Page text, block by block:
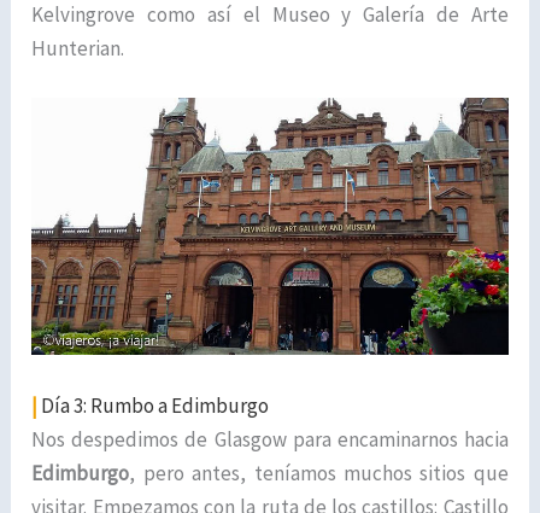
Kelvingrove como así el Museo y Galería de Arte
Hunterian.
| Día 3: Rumbo a Edimburgo
Nos despedimos de Glasgow para encaminarnos hacia
Edimburgo, pero antes, teníamos muchos sitios que
visitar. Empezamos con la ruta de los castillos: Castillo